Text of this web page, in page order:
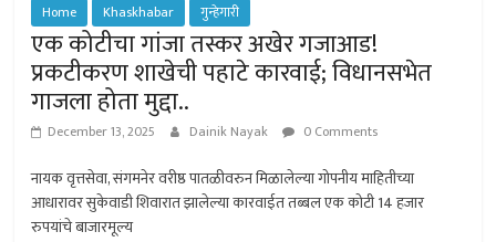
Home Khaskhabar गुन्हेगारी
एक कोटीचा गांजा तस्कर अखेर गजाआड!
प्रकटीकरण शाखेची पहाटे कारवाई; विधानसभेत
गाजला होता मुद्दा..
December 13, 2025 Dainik Nayak 0 Comments
नायक वृत्तसेवा, संगमनेर वरीष्ठ पातळीवरुन मिळालेल्या गोपनीय माहितीच्या
आधारावर सुकेवाडी शिवारात झालेल्या कारवाईत तब्बल एक कोटी 14 हजार
रुपयांचे बाजारमूल्य